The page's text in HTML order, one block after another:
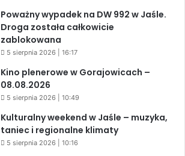
Poważny wypadek na DW 992 w Jaśle.
Droga została całkowicie
zablokowana
5 sierpnia 2026 | 16:17
Kino plenerowe w Gorajowicach –
08.08.2026
5 sierpnia 2026 | 10:49
Kulturalny weekend w Jaśle – muzyka,
taniec i regionalne klimaty
5 sierpnia 2026 | 10:16